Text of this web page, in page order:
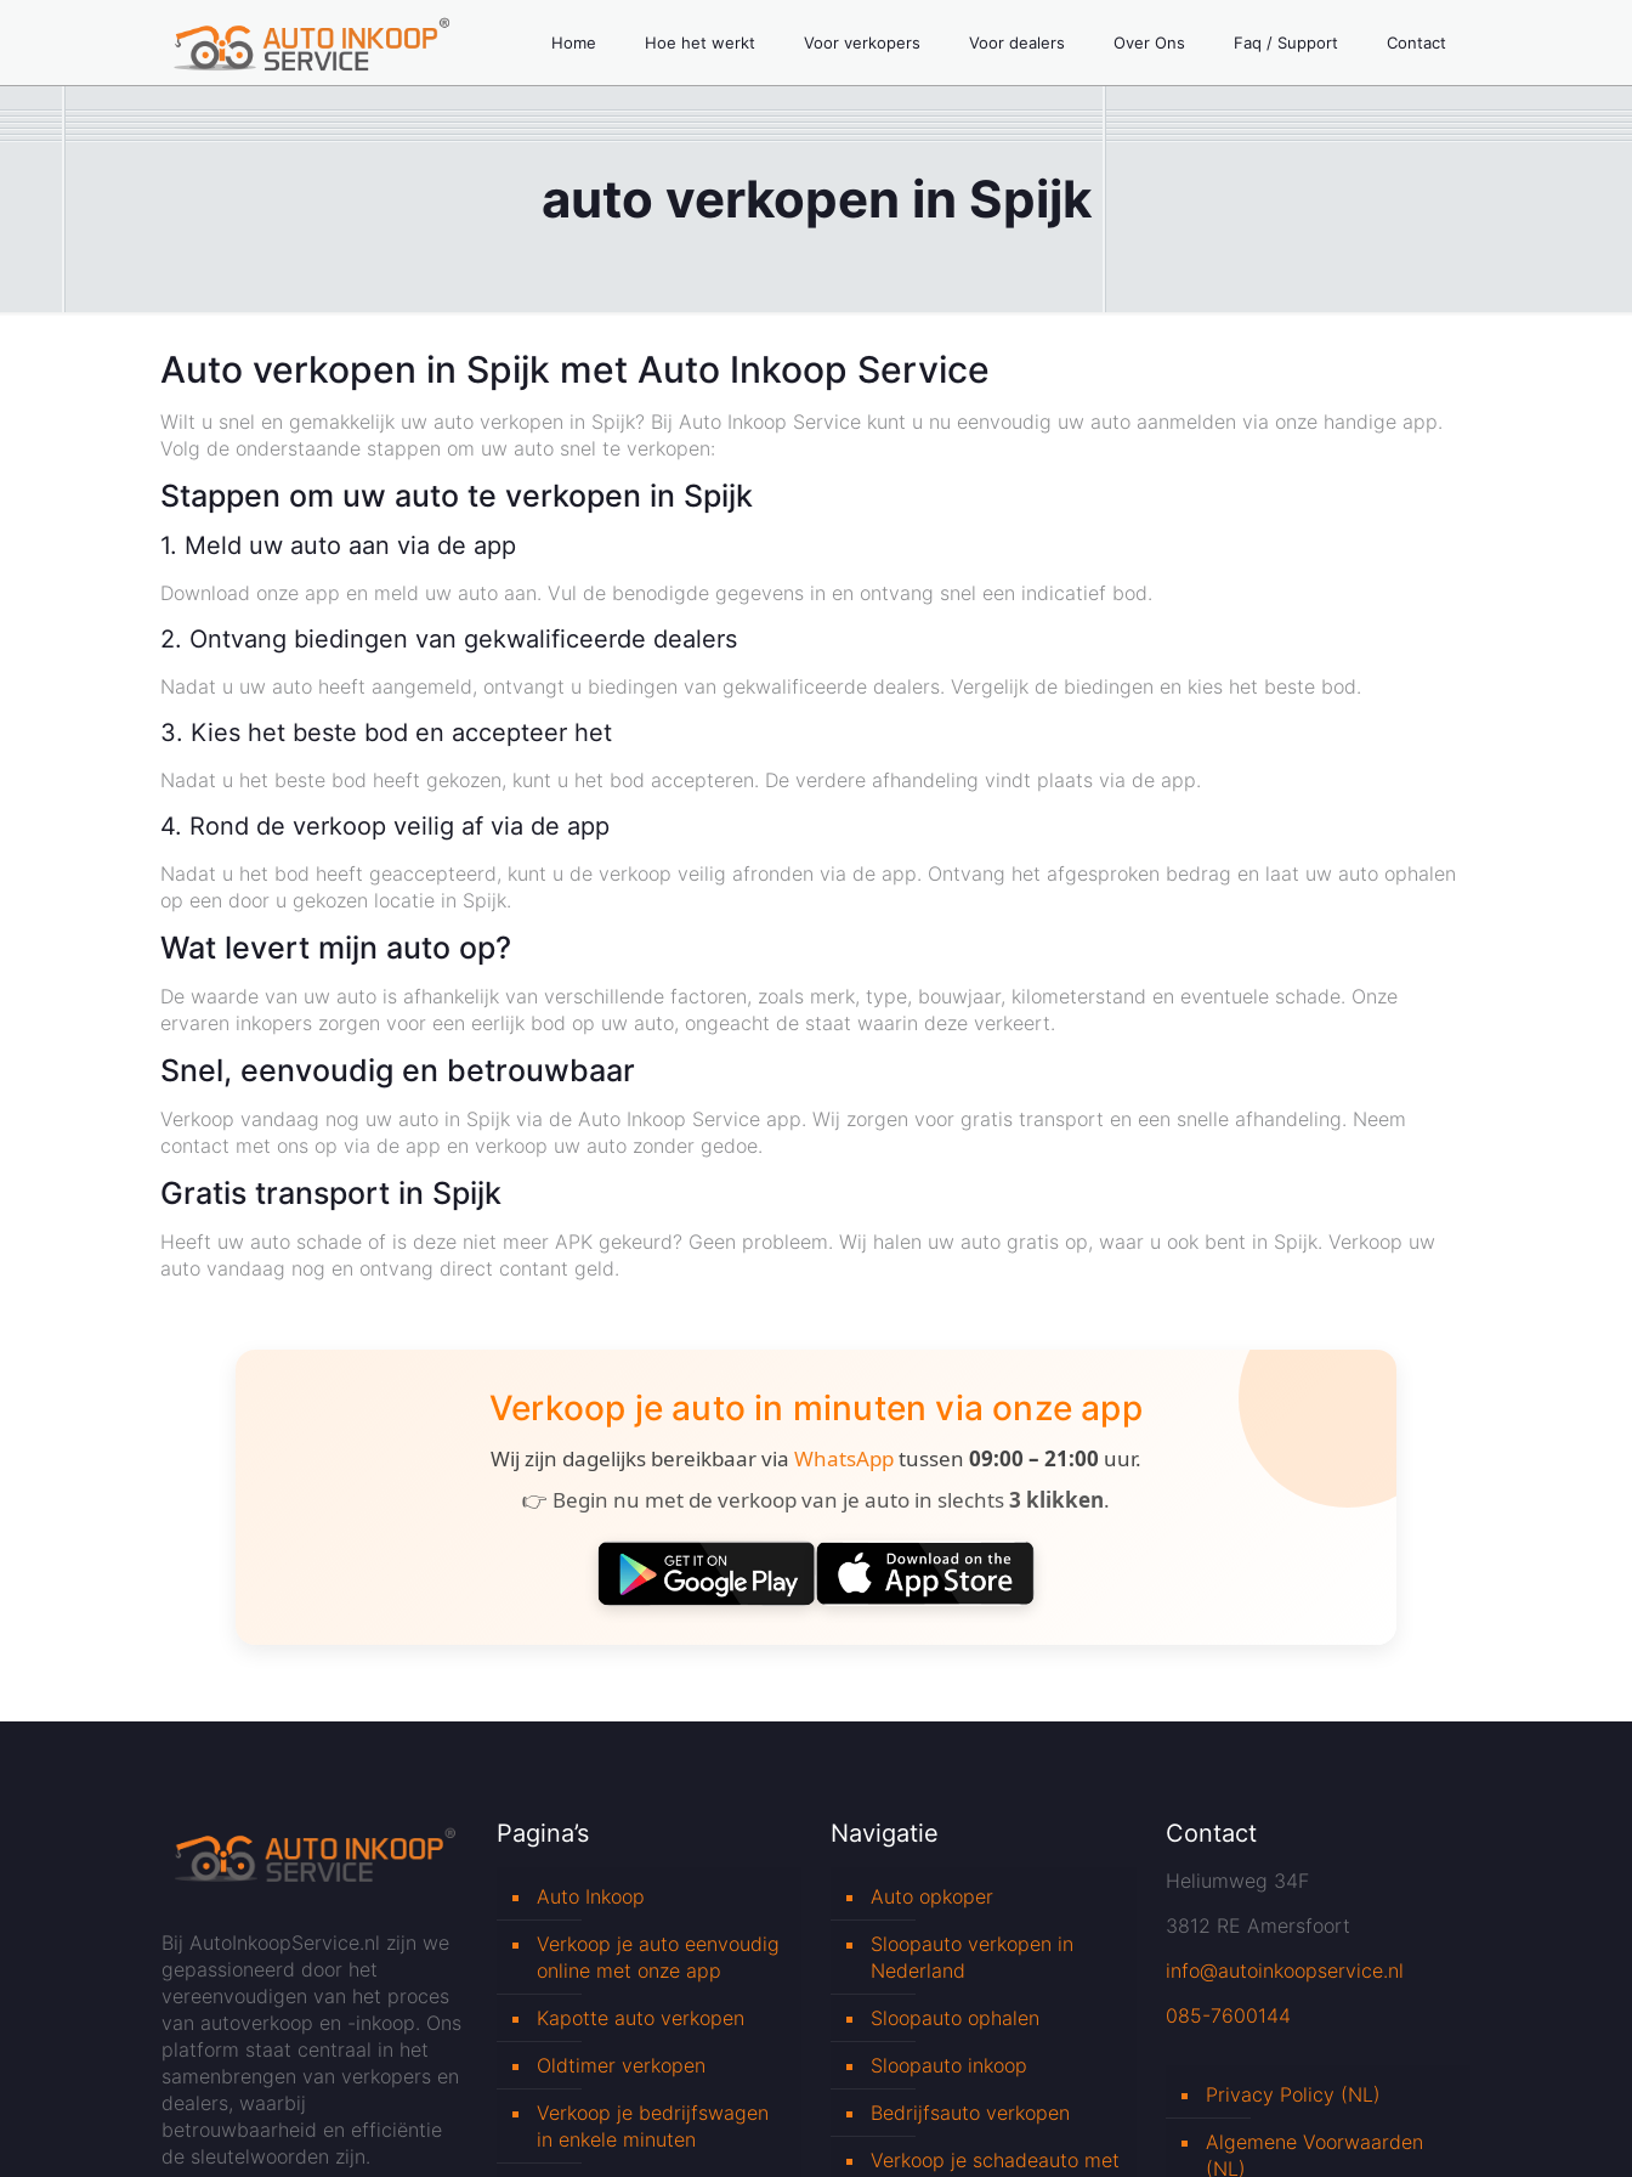
Home Hoe het werkt Voor verkopers Voor dealers Over Ons Faq / Support Contact
auto verkopen in Spijk
Auto verkopen in Spijk met Auto Inkoop Service
Wilt u snel en gemakkelijk uw auto verkopen in Spijk? Bij Auto Inkoop Service kunt u nu eenvoudig uw auto aanmelden via onze handige app.
Volg de onderstaande stappen om uw auto snel te verkopen:
Stappen om uw auto te verkopen in Spijk
1. Meld uw auto aan via de app
Download onze app en meld uw auto aan. Vul de benodigde gegevens in en ontvang snel een indicatief bod.
2. Ontvang biedingen van gekwalificeerde dealers
Nadat u uw auto heeft aangemeld, ontvangt u biedingen van gekwalificeerde dealers. Vergelijk de biedingen en kies het beste bod.
3. Kies het beste bod en accepteer het
Nadat u het beste bod heeft gekozen, kunt u het bod accepteren. De verdere afhandeling vindt plaats via de app.
4. Rond de verkoop veilig af via de app
Nadat u het bod heeft geaccepteerd, kunt u de verkoop veilig afronden via de app. Ontvang het afgesproken bedrag en laat uw auto ophalen
op een door u gekozen locatie in Spijk.
Wat levert mijn auto op?
De waarde van uw auto is afhankelijk van verschillende factoren, zoals merk, type, bouwjaar, kilometerstand en eventuele schade. Onze
ervaren inkopers zorgen voor een eerlijk bod op uw auto, ongeacht de staat waarin deze verkeert.
Snel, eenvoudig en betrouwbaar
Verkoop vandaag nog uw auto in Spijk via de Auto Inkoop Service app. Wij zorgen voor gratis transport en een snelle afhandeling. Neem
contact met ons op via de app en verkoop uw auto zonder gedoe.
Gratis transport in Spijk
Heeft uw auto schade of is deze niet meer APK gekeurd? Geen probleem. Wij halen uw auto gratis op, waar u ook bent in Spijk. Verkoop uw
auto vandaag nog en ontvang direct contant geld.
Verkoop je auto in minuten via onze app
Wij zijn dagelijks bereikbaar via WhatsApptussen 09:00 – 21:00 uur.
👉 Begin nu met de verkoop van je auto in slechts3 klikken.
Bij AutoInkoopService.nl zijn we
gepassioneerd door het
vereenvoudigen van het proces
van autoverkoop en -inkoop. Ons
platform staat centraal in het
samenbrengen van verkopers en
dealers, waarbij
betrouwbaarheid en efficiëntie
de sleutelwoorden zijn.
Pagina’s
Auto Inkoop
Verkoop je auto eenvoudig
online met onze app
Kapotte auto verkopen
Oldtimer verkopen
Verkoop je bedrijfswagen
in enkele minuten
Navigatie
Auto opkoper
Sloopauto verkopen in
Nederland
Sloopauto ophalen
Sloopauto inkoop
Bedrijfsauto verkopen
Verkoop je schadeauto met
Contact
Heliumweg 34F
3812 RE Amersfoort
info@autoinkoopservice.nl
085-7600144
Privacy Policy (NL)
Algemene Voorwaarden
(NL)